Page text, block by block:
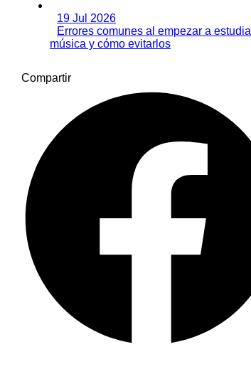
19 Jul 2026
Errores comunes al empezar a
música y cómo evitarlos
Compartir